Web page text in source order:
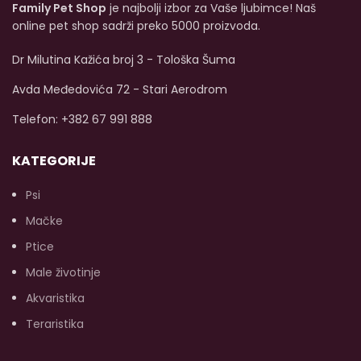
Smanjene količine
magnezijuma mogu
stvaranja kristala
urolitijaze u mjehuru.
Esencijalne masne
korisne za jačanje
održavanje glatke
Prirodni antioksidansi
odbrane tijela.
Family Pet Shop je najbolji izbor za Vaše ljubimce! Naš
online pet shop sadrži preko 5000 proizvoda.
Dr Milutina Kažića broj 3 - Tološka Šuma
Avda Međedovića 72 - Stari Aerodrom
Telefon: +382 67 991 888
KATEGORIJE
Psi
Mačke
Ptice
Male životinje
Akvaristika
Teraristika